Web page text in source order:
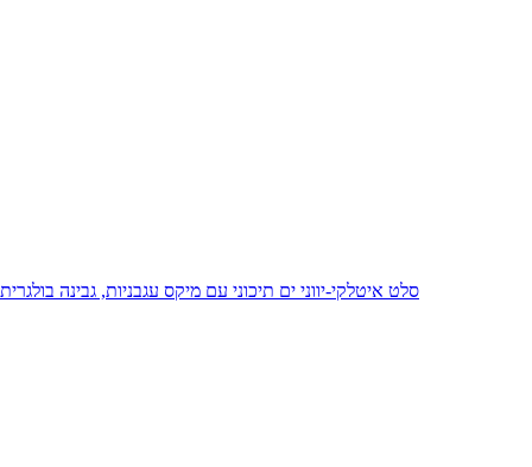
סלט איטלקי-יווני ים תיכוני עם מיקס עגבניות, גבינה